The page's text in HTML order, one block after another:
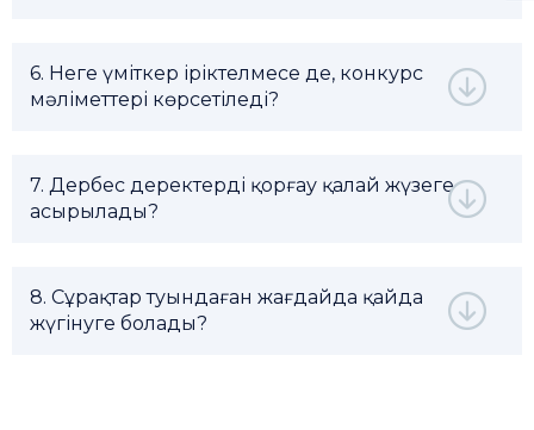
6. Неге үміткер іріктелмесе де, конкурс
мәліметтері көрсетіледі?
7. Дербес деректерді қорғау қалай жүзеге
асырылады?
8. Сұрақтар туындаған жағдайда қайда
жүгінуге болады?